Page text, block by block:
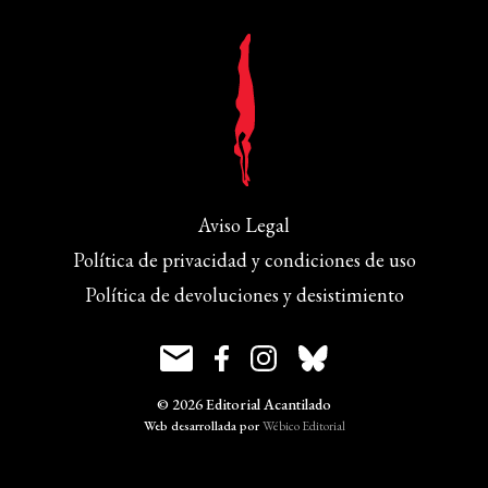
Aviso Legal
Política de privacidad y condiciones de uso
Política de devoluciones y desistimiento
© 2026 Editorial Acantilado
Web desarrollada porWébico Editorial